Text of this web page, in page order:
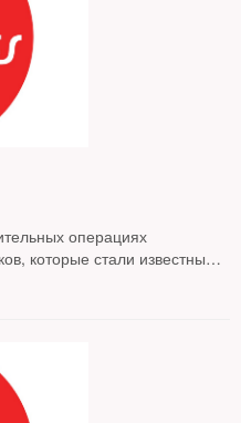
операциях
которые стали известны